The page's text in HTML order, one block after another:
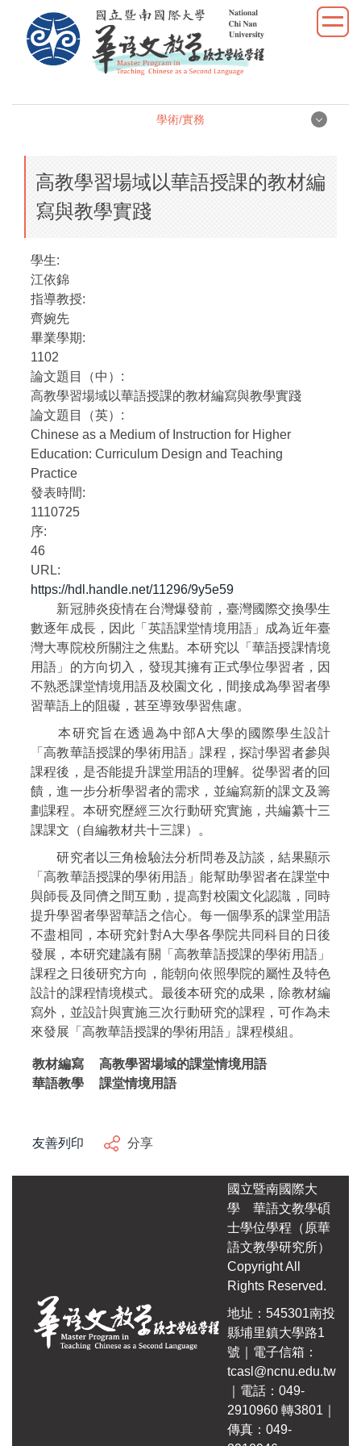
容
學術/實務
學位論文
教學實習
優秀表現
活動照片
自編教材
高教學習場域以華語授課的教材編
寫與教學實踐
學生:
江依錦
指導教授:
齊婉先
畢業學期:
1102
論文題目（中）:
高教學習場域以華語授課的教材編寫與教學實踐
論文題目（英）:
Chinese as a Medium of Instruction for Higher
Education: Curriculum Design and Teaching
Practice
發表時間:
1110725
序:
46
URL:
https://hdl.handle.net/11296/9y5e59
新冠肺炎疫情在台灣爆發前，臺灣國際交換學生
數逐年成長，因此「英語課堂情境用語」成為近年臺
灣大專院校所關注之焦點。本研究以「華語授課情境
用語」的方向切入，發現其擁有正式學位學習者，因
不熟悉課堂情境用語及校園文化，間接成為學習者學
習華語上的阻礙，甚至導致學習焦慮。
本研究旨在透過為中部A大學的國際學生設計
「高教華語授課的學術用語」課程，探討學習者參與
課程後，是否能提升課堂用語的理解。從學習者的回
饋，進一步分析學習者的需求，並編寫新的課文及籌
劃課程。本研究歷經三次行動研究實施，共編纂十三
課課文（自編教材共十三課）。
研究者以三角檢驗法分析問卷及訪談，結果顯示
「高教華語授課的學術用語」能幫助學習者在課堂中
與師長及同儕之間互動，提高對校園文化認識，同時
提升學習者學習華語之信心。每一個學系的課堂用語
不盡相同，本研究針對A大學各學院共同科目的日後
發展，本研究建議有關「高教華語授課的學術用語」
課程之日後研究方向，能朝向依照學院的屬性及特色
設計的課程情境模式。最後本研究的成果，除教材編
寫外，並設計與實施三次行動研究的課程，可作為未
來發展「高教華語授課的學術用語」課程模組。
教材編寫
高教學習場域的課堂情境用語
華語教學
課堂情境用語
友善列印 分享
國立暨南國際大
學 華語文教學碩
士學位學程（原華
語文教學研究所）
Copyright All
Rights Reserved.
地址：545301南投
縣埔里鎮大學路1
號｜電子信箱：
tcasl@ncnu.edu.tw
｜電話：049-
2910960 轉3801｜
傳真：049-